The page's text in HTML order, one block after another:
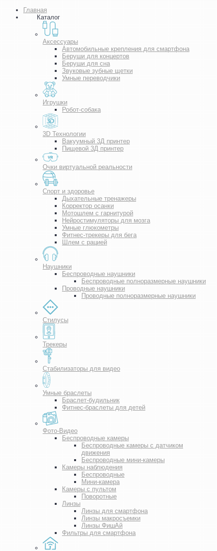
Главная
Каталог
Аксессуары
Автомобильные крепления для смартфона
Беруши для концертов
Беруши для сна
Звуковые зубные щетки
Умные переводчики
Игрушки
Робот-собака
3D Технологии
Вакуумный 3Д принтер
Пищевой 3Д принтер
Очки виртуальной реальности
Спорт и здоровье
Дыхательные тренажеры
Корректор осанки
Мотошлем с гарнитурой
Нейростимуляторы для мозга
Умные глюкометры
Фитнес-трекеры для бега
Шлем с рацией
Наушники
Беспроводные наушники
Беспроводные полноразмерные наушники
Проводные наушники
Проводные полноразмерные наушники
Стилусы
Трекеры
Стабилизаторы для видео
Умные браслеты
Браслет-будильник
Фитнес-браслеты для детей
Фото-Видео
Беспроводные камеры
Беспроводные камеры с датчиком
движения
Беспроводные мини-камеры
Камеры наблюдения
Беспроводные
Мини-камера
Камеры с пультом
Поворотные
Линзы
Линзы для смартфона
Линзы макросъемки
Линзы ФишАй
Фильтры для смартфона